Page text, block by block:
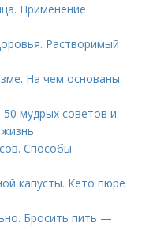
Применение
Растворимый
На чем основаны
50 мудрых советов и
Способы
капусты. Кето пюре
Бросить пить —